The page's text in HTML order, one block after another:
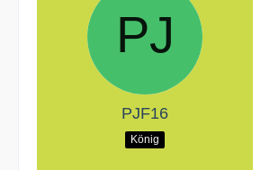
PJF16
König